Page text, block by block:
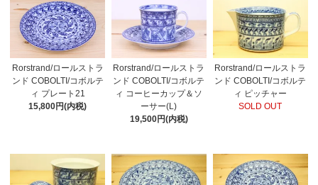
Rorstrand/ロールストラ
ンド COBOLTI/コボルテ
ィ プレート21
15,800円(内税)
Rorstrand/ロールストラ
ンド COBOLTI/コボルテ
ィ コーヒーカップ＆ソ
ーサー(L)
19,500円(内税)
Rorstrand/ロールストラ
ンド COBOLTI/コボルテ
ィ ピッチャー
SOLD OUT